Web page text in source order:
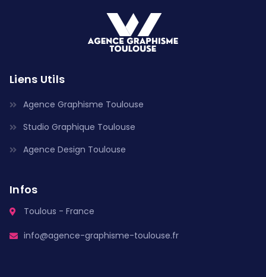
Liens Utils
Agence Graphisme Toulouse
Studio Graphique Toulouse
Agence Design Toulouse
Infos
Toulous - France
info@agence-graphisme-toulouse.fr